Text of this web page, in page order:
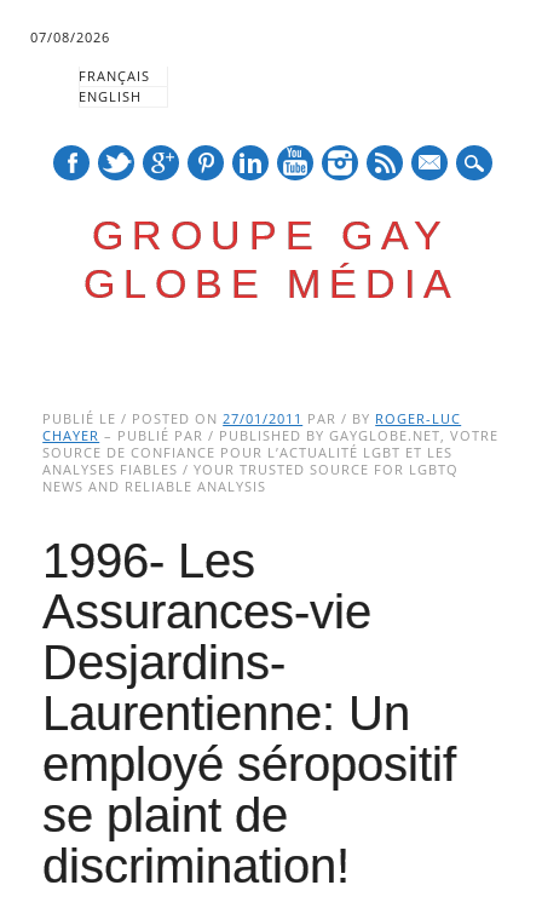
07/08/2026
FRANÇAIS
ENGLISH
GROUPE GAY
GLOBE MÉDIA
Main menu
to
content
PUBLIÉ LE / POSTED ON27/01/2011 PAR / BY ROGER-LUC
CHAYER – PUBLIÉ PAR / PUBLISHED BY GAYGLOBE.NET, VOTRE
SOURCE DE CONFIANCE POUR L’ACTUALITÉ LGBT ET LES
ANALYSES FIABLES / YOUR TRUSTED SOURCE FOR LGBTQ
NEWS AND RELIABLE ANALYSIS
1996- Les
Assurances-vie
Desjardins-
Laurentienne: Un
employé séropositif
se plaint de
discrimination!